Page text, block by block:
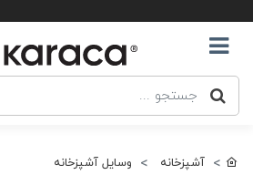
آشپزخانه
وسایل آشپزخانه